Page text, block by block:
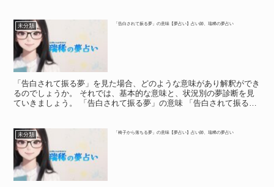
未分類 「告白されて振る夢」の意味【夢占い】占い師、瑞稀の夢占い
「告白されて振る夢」を見た場合、どのような意味があり解釈ができ
るのでしょうか。 それでは、基本的な意味と、状況別の夢診断を見
ていきましょう。 「告白されて振る夢」の意味 「告白されて振る
未分類 「椅子から落ちる夢」の意味【夢占い】占い師、瑞稀の夢占い